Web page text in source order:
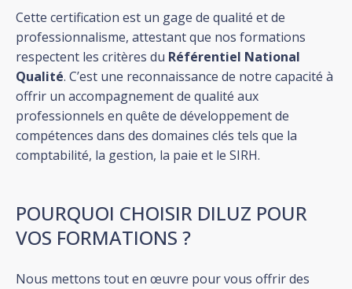
Cette certification est un gage de qualité et de
professionnalisme, attestant que nos formations
respectent les critères du Référentiel National
Qualité. C’est une reconnaissance de notre capacité à
offrir un accompagnement de qualité aux
professionnels en quête de développement de
compétences dans des domaines clés tels que la
comptabilité, la gestion, la paie et le SIRH.
POURQUOI CHOISIR DILUZ POUR
VOS FORMATIONS ?
Nous mettons tout en œuvre pour vous offrir des